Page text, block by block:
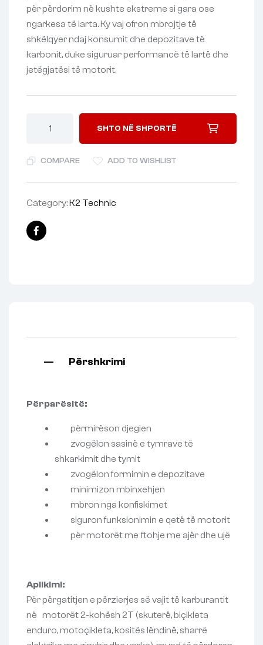
për përdorim në kushte ekstreme si gara ose
ngarkesa të larta. Ky vaj ofron mbrojtje të
shkëlqyer ndaj konsumit dhe depozitave të
karbonit, duke siguruar performancë të lartë dhe
jetëgjatësi të motorit.
SHTO NË SHPORTË
COMPARE ADD TO WISHLIST
Category:K2 Technic
Facebook
Përshkrimi
Përparësitë:
përmirëson djegien
zvogëlon sasinë e tymrave të
shkarkimit dhe tymit
zvogëlon formimin e depozitave
minimizon mbinxehjen
mbron nga konfiskimet
siguron funksionimin e qetë të motorit
për motorët me ftohje me ajër dhe ujë
Aplikimi:
Për përgatitjen e përzierjes së vajit të karburantit
në motorët 2-kohësh 2T (skuterë, biçikleta
enduro, motoçikleta, kositës lëndinë, sharrë